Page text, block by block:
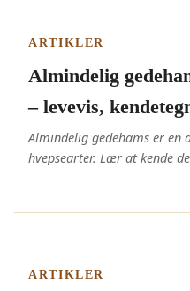
ARTIKLER
Almindelig
– levevis,
Almindelig gedehams er en
hvepsearter. Lær at kende
ARTIKLER